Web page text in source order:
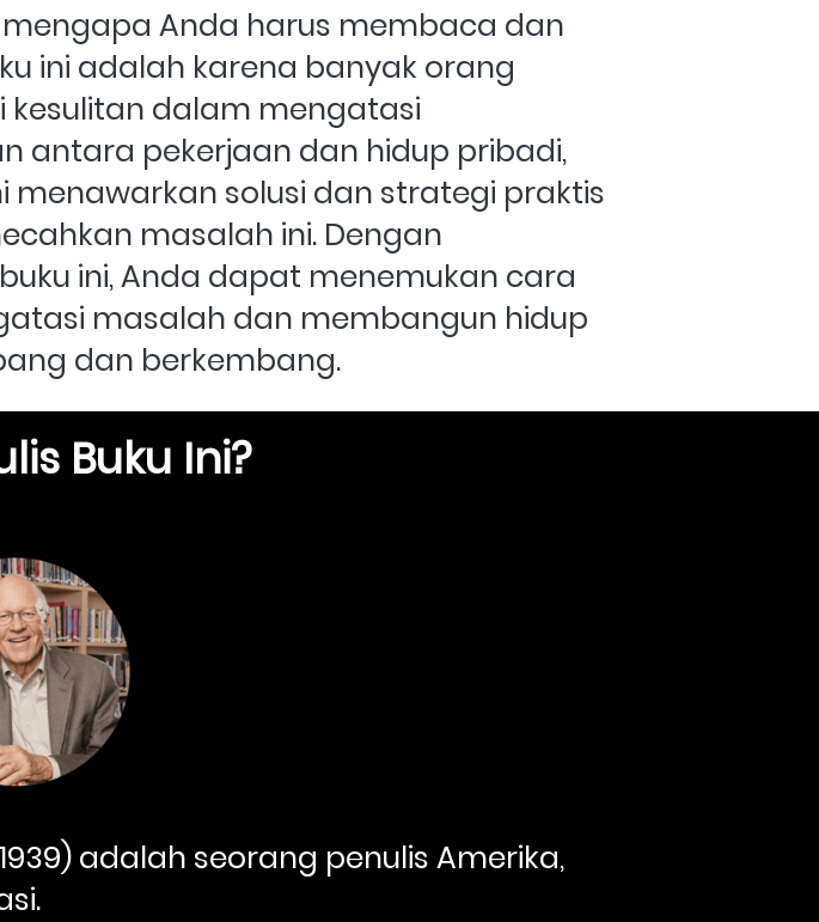
Anda harus membaca dan
ini adalah karena banyak orang
kesulitan dalam mengatasi
antara pekerjaan dan hidup pribadi,
menawarkan solusi dan strategi praktis
masalah ini. Dengan
ini, Anda dapat menemukan cara
masalah dan membangun hidup
dan berkembang.
Buku Ini?
adalah seorang penulis Amerika,